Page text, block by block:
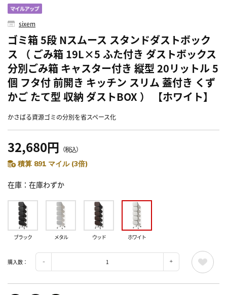
sixem
ゴミ箱 5段 Nスムース スタンドダストボック
ス （ ごみ箱 19L×5 ふた付き ダストボックス
分別ごみ箱 キャスター付き 縦型 20リットル 5
個 フタ付 前開き キッチン スリム 蓋付き くず
かご たて型 収納 ダストBOX ） 【ホワイト】
かさばる資源ゴミの分別を省スペース化
32,680円 （税込）
積算 891 マイル (3倍)
在庫 在庫わずか
ブラック メタル ウッド ホワイト
購入数：